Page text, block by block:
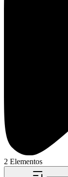
2 Elementos